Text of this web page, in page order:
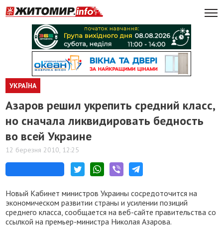
УКРАЇНА
Азаров решил укрепить средний класс,
но сначала ликвидировать бедность
во всей Украине
12 березня 2010, 12:25
Новый Кабинет министров Украины сосредоточится на
экономическом развитии страны и усилении позиций
среднего класса, сообщается на веб-сайте правительства со
ссылкой на премьер-министра Николая Азарова.